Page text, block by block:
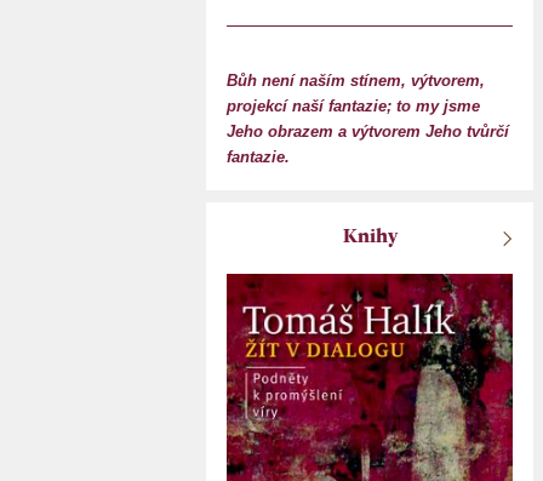
Bůh není naším stínem, výtvorem,
projekcí naší fantazie; to my jsme
Jeho obrazem a výtvorem Jeho tvůrčí
fantazie.
Knihy